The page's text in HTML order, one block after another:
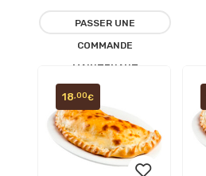
MORE
PASSER UNE
COMMANDE
MAINTENANT
18,00€